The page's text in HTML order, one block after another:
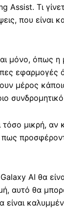
Τι
που είναι
μόνο, όπως
εφαρμογές
μέρος
μικρή, αν
πως
AI θα
αυτό θα